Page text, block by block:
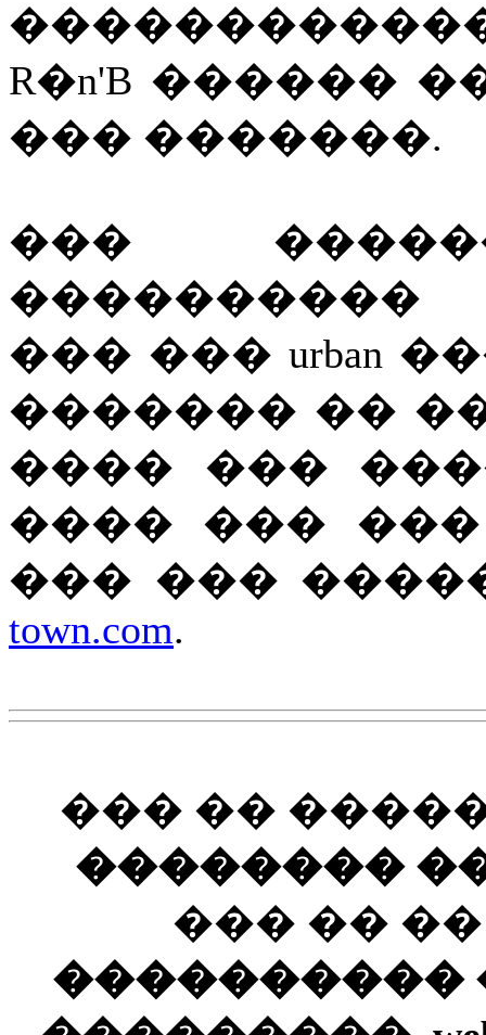
R�n'B ������
��� �������.
���
����������
��� ��� urban
������� ��
���� ���
���� ��� ���
��� ���
town.com.
��� ��
��������
��� ��
����������